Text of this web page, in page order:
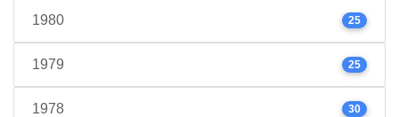
1980 25
1979 25
1978 30